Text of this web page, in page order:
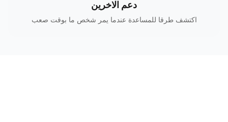
دعم الاخرين
اكتشف طرقا للمساعدة عندما يمر شخص ما بوقت صعب